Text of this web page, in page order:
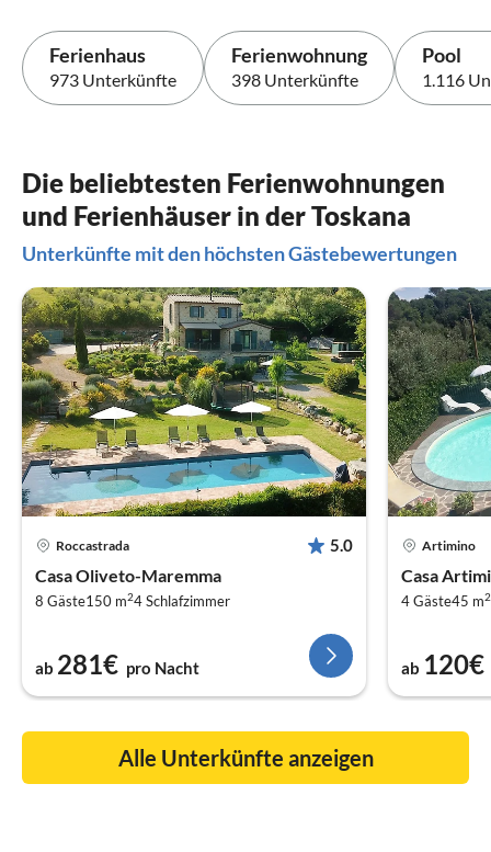
Ferienhaus
973 Unterkünfte
Ferienwohnung
398 Unterkünfte
Pool
1.116
Die beliebtesten Ferienwohnungen
und Ferienhäuser in der Toskana
Unterkünfte mit den höchsten Gästebewertungen
Roccastrada 5.0
Casa Oliveto-Maremma
8 Gäste150 m24Schlafzimmer
ab 281€ pro Nacht
Artimino
Casa
4 Gäste45 m2
ab 120€
Alle Unterkünfte anzeigen